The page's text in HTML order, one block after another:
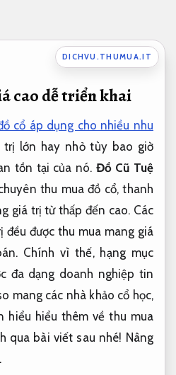
DICHVU.THUMUA.IT
cao dễ triển khai
cổ áp dụng cho nhiều nhu
trị lớn hay nhỏ tùy bao giờ
tồn tại của nó. Đồ Cũ Tuệ
thu mua đồ cổ, thanh
giá trị từ thấp đến cao. Các
đều được thu mua mang giá
Chính vì thế, hạng mục
đa dạng doanh nghiệp tin
mang các nhà khảo cổ học,
hiểu hiểu thêm về thu mua
qua bài viết sau nhé! Nâng